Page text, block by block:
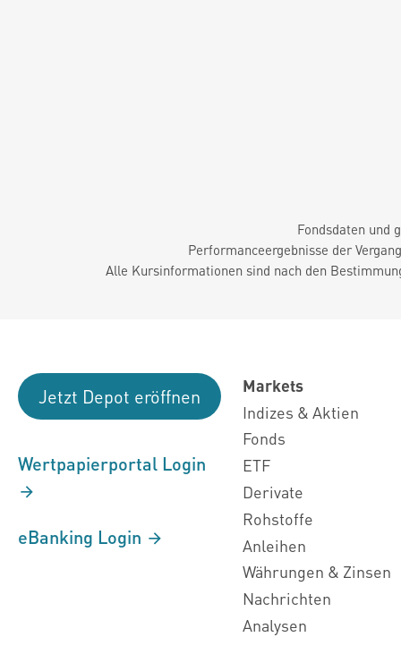
Fondsdaten und
Performanceergebnisse der
Alle Kursinformationen sind nach den
Jetzt Depot eröffnen
Wertpapierportal Login
eBanking Login
Markets
Indizes & Aktien
Fonds
ETF
Derivate
Rohstoffe
Anleihen
Währungen & Zinsen
Nachrichten
Analysen